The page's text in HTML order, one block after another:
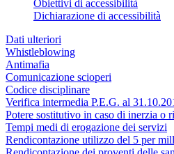
Obiettivi di accessibilità
Dichiarazione di accessibilità
Dati ulteriori
Whistleblowing
Antimafia
Comunicazione scioperi
Codice disciplinare
Verifica intermedia P.E.G. al
Potere sostitutivo in caso di inerzia o
Tempi medi di erogazione dei servizi
Rendicontazione utilizzo del 5 per